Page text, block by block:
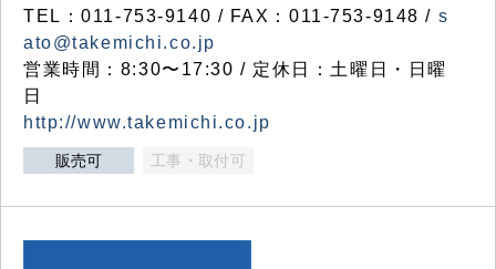
TEL：011-753-9140 / FAX：011-753-9148 / s
ato@takemichi.co.jp
営業時間：8:30〜17:30 / 定休日：土曜日・日曜
日
http://www.takemichi.co.jp
販売可 工事・取付可